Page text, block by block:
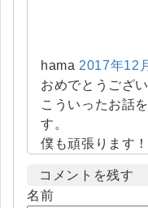
hama 2017年12
おめでとうござい
こういったお話
す。
僕も頑張ります！
コメントを残す
名前